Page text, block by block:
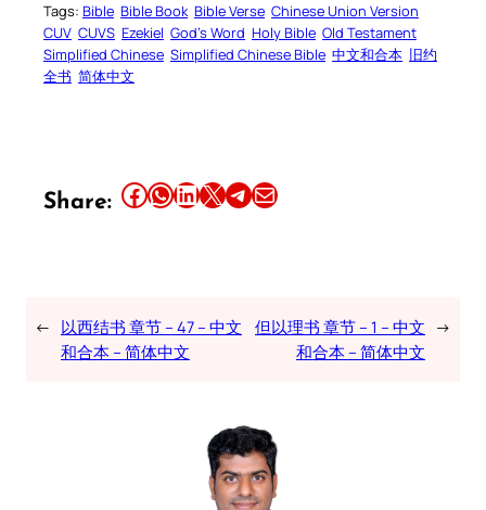
Tags: Bible Bible Book Bible Verse Chinese Union Version
CUV CUVS Ezekiel God’s Word Holy Bible Old Testament
Simplified Chinese Simplified Chinese Bible 中文和合本 旧约
全书 简体中文
Share: Share this article on Facebook Share this article on WhatsApp Share this article on LinkedIn Share this article on X Share this article on TelegramEmail this Article
← 以西结书 章节 – 47 – 中文
和合本 – 简体中文
但以理书 章节 – 1 – 中文
和合本 – 简体中文
→